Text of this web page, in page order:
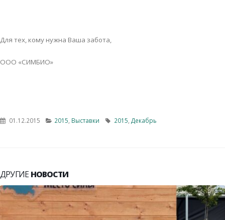
Для тех, кому нужна Ваша забота,
ООО «СИМБИО»
01.12.2015 2015 Выставки 2015 Декабрь
ДРУГИЕ НОВОСТИ